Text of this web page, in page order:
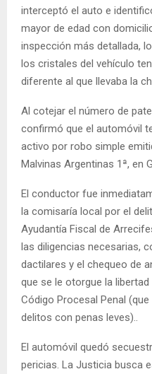
interceptó el auto e
mayor de edad con
inspección más detallada,
los cristales del vehículo
diferente al que llevaba la
Al cotejar el número de
confirmó que el automóvil
activo por robo simple
Malvinas Argentinas 1ª, en
El conductor fue
la comisaría local por el
Ayudantía Fiscal de
las diligencias necesarias,
dactilares y el chequeo de
que se le otorgue la
Código Procesal Penal
delitos con penas leves)..
El automóvil quedó
pericias. La Justicia busca